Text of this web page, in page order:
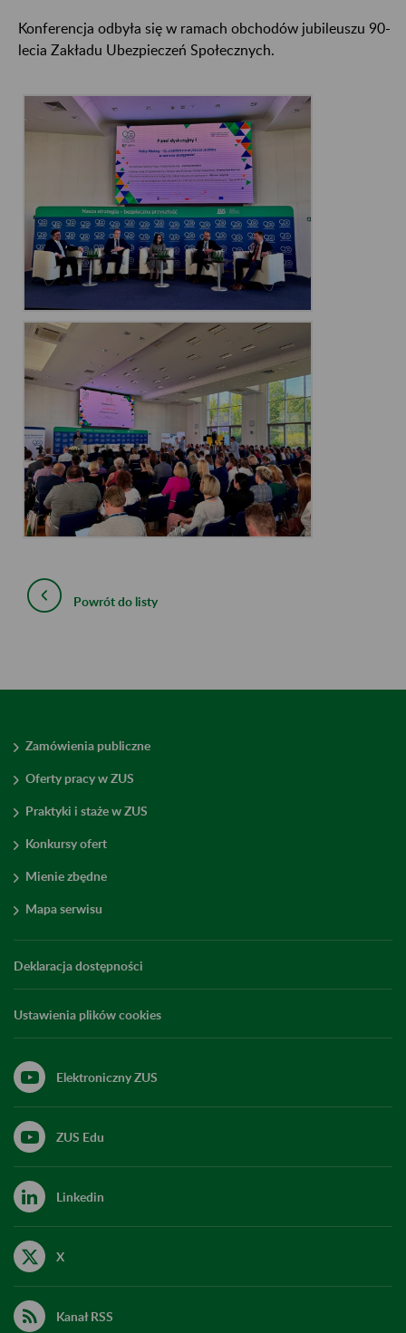
Konferencja odbyła się w ramach obchodów jubileuszu 90-
lecia Zakładu Ubezpieczeń Społecznych.
Powrót do listy
Zamówienia publiczne
Oferty pracy w ZUS
Praktyki i staże w ZUS
Konkursy ofert
Mienie zbędne
Mapa serwisu
Deklaracja dostępności
Ustawienia plików cookies
Elektroniczny ZUS
ZUS Edu
Linkedin
X
Kanał RSS